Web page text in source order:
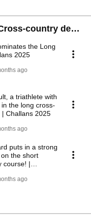
country de
the Long
2025
ago
a triathlete with
the long cross-
Challans 2025
ago
puts in a strong
the short
course! |
ago